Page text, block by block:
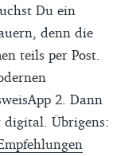
Du ein
denn die
teils per Post.
2. Dann
Übrigens: